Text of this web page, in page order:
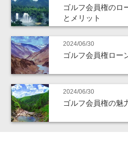
ゴルフ会員権のロ
とメリット
2024/06/30
ゴルフ会員権ロー
2024/06/30
ゴルフ会員権の魅